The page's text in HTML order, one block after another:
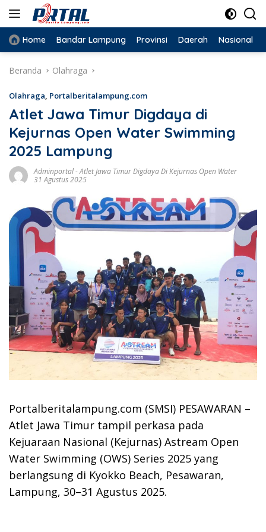
Langsung
konten
Home Bandar Lampung Provinsi Daerah Nasional
Beranda Olahraga
Olahraga, Portalberitalampung.com
Atlet Jawa Timur Digdaya di
Kejurnas Open Water Swimming
2025 Lampung
Adminportal-Atlet Jawa Timur Digdaya Di Kejurnas Open Water
31 Agustus 2025
Portalberitalampung.com (SMSI) PESAWARAN –
Atlet Jawa Timur tampil perkasa pada
Kejuaraan Nasional (Kejurnas) Astream Open
Water Swimming (OWS) Series 2025 yang
berlangsung di Kyokko Beach, Pesawaran,
Lampung, 30–31 Agustus 2025.